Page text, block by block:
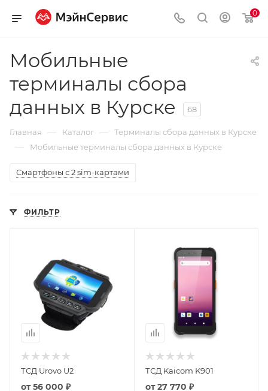
0
Мобильные
терминалы сбора
данных в Курске
68
Главная — Каталог — Терминалы сбора данных в Курске
— Мобильные терминалы сбора данных в Курске
Смартфоны с 2 sim-картами
ФИЛЬТР
ТСД Urovo U2
от56 000 ₽
ТСД Kaicom K901
от27 770 ₽